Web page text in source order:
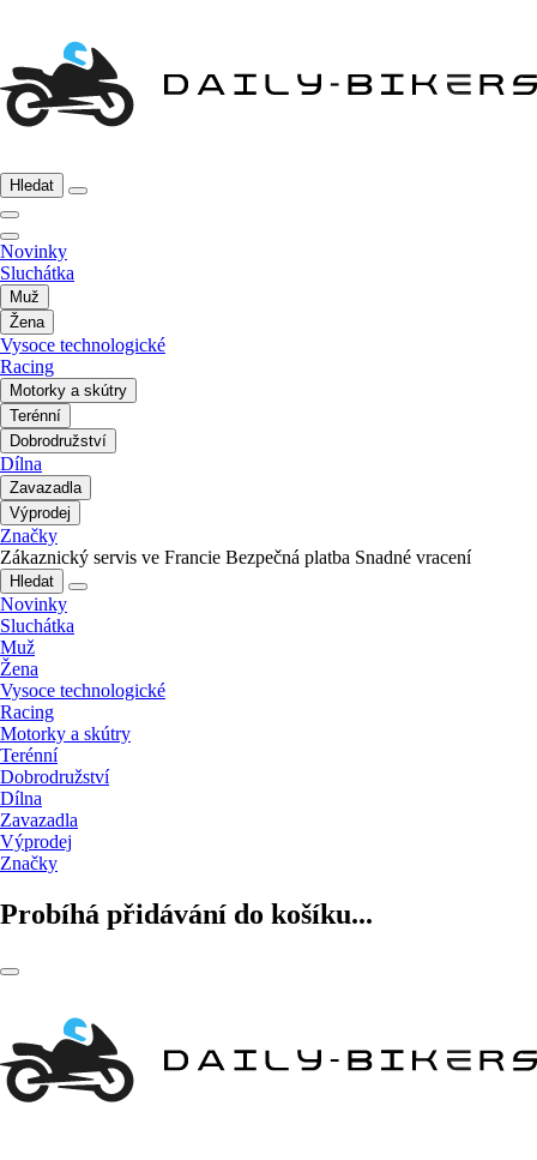
Hledat
Novinky
Sluchátka
Muž
Žena
Vysoce technologické
Racing
Motorky a skútry
Terénní
Dobrodružství
Dílna
Zavazadla
Výprodej
Značky
Zákaznický servis ve Francie Bezpečná platba Snadné vracení
Hledat
Novinky
Sluchátka
Muž
Žena
Vysoce technologické
Racing
Motorky a skútry
Terénní
Dobrodružství
Dílna
Zavazadla
Výprodej
Značky
Probíhá přidávání do košíku...